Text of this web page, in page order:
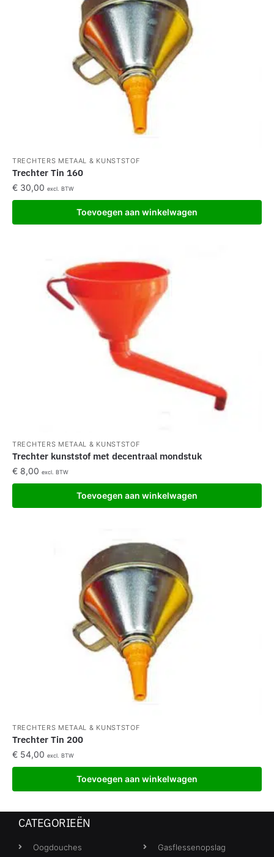
TRECHTERS METAAL & KUNSTSTOF
Trechter Tin 160
€ 30,00 excl. BTW
Toevoegen aan winkelwagen
TRECHTERS METAAL & KUNSTSTOF
Trechter kunststof met decentraal mondstuk
€ 8,00 excl. BTW
Toevoegen aan winkelwagen
TRECHTERS METAAL & KUNSTSTOF
Trechter Tin 200
€ 54,00 excl. BTW
Toevoegen aan winkelwagen
CATEGORIEËN
Oogdouches
Gasflessenopslag